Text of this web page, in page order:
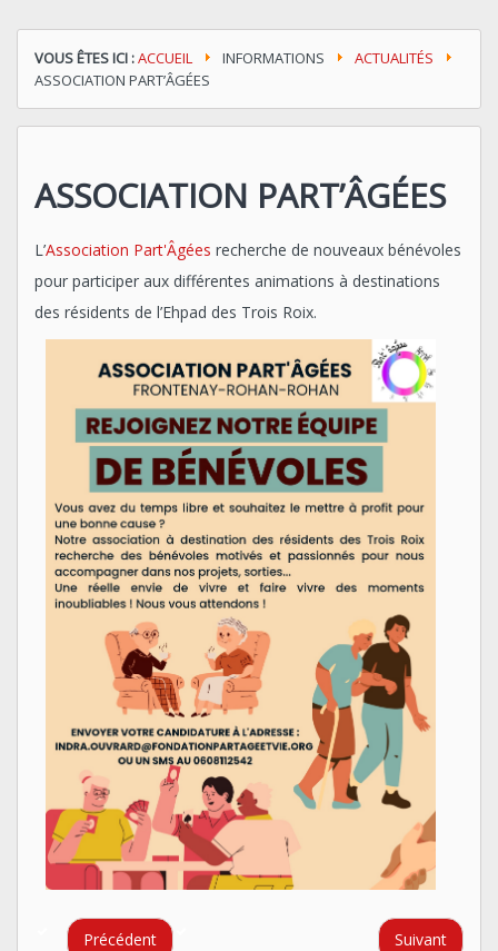
VOUS ÊTES ICI :ACCUEIL INFORMATIONS
ACTUALITÉS
ASSOCIATION PART’ÂGÉES
ASSOCIATION PART’ÂGÉES
L’Association Part'Âgées recherche de nouveaux bénévoles
pour participer aux différentes animations à destinations
des résidents de l’Ehpad des Trois Roix.
Précédent Suivant